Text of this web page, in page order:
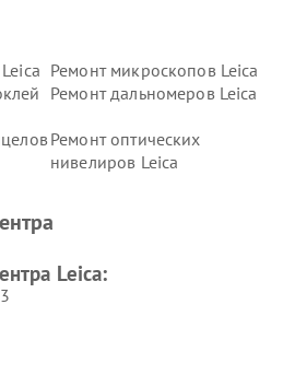
Ремонт микроскопов Leica
Ремонт дальномеров Leica
Ремонт оптических
нивелиров Leica
Leica: